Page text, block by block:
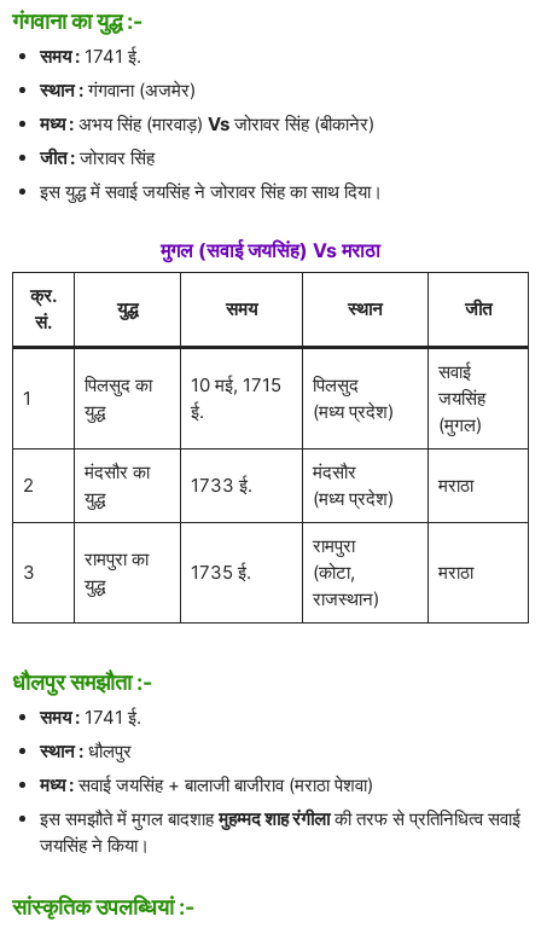
गंगवाना का युद्ध :-
समय :1741 ई.
स्थान :गंगवाना (अजमेर)
मध्य :अभय सिंह (मारवाड़) Vsजोरावर सिंह (बीकानेर)
जीत :जोरावर सिंह
इस युद्ध में सवाई जयसिंह ने जोरावर सिंह का साथ दिया।
मुगल (सवाई जयसिंह) Vs मराठा
क्र.
सं.
युद्ध समय स्थान जीत
1
पिलसुद का
युद्ध
10 मई, 1715
ई.
पिलसुद
(मध्य प्रदेश)
सवाई
जयसिंह
(मुगल)
2
मंदसौर का
युद्ध
1733 ई.
मंदसौर
(मध्य प्रदेश)
मराठा
3
रामपुरा का
युद्ध
1735 ई.
रामपुरा
(कोटा,
राजस्थान)
मराठा
धौलपुर समझौता :-
समय :1741 ई.
स्थान :धौलपुर
मध्य :सवाई जयसिंह + बालाजी बाजीराव (मराठा पेशवा)
इस समझौते में मुगल बादशाहमुहम्मद शाह रंगीलाकी तरफ से प्रतिनिधित्व सवाई
जयसिंह ने किया।
सांस्कृतिक उपलब्धियां :-